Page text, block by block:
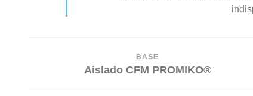
BASE
Aislado CFM PROMIKO®